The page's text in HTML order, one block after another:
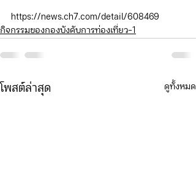
https://news.ch7.com/detail/608469
กิจกรรมของกองบังคับการท่องเที่ยว-1
โพสต์ล่าสุด ดูทั้งหมด